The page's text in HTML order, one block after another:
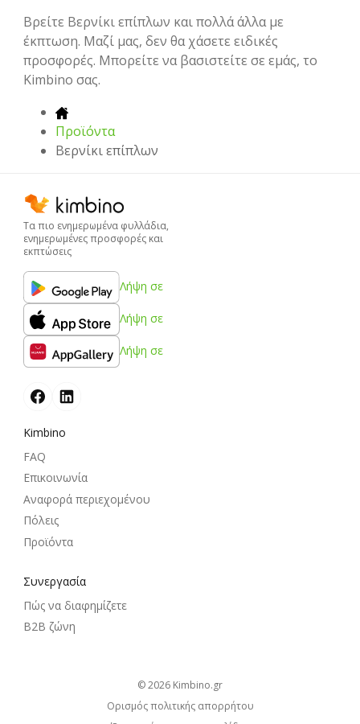
Βρείτε Βερνίκι επίπλων και πολλά άλλα με
έκπτωση. Μαζί μας, δεν θα χάσετε ειδικές
προσφορές. Μπορείτε να βασιστείτε σε εμάς, το
Kimbino σας.
Προϊόντα
Βερνίκι επίπλων
Τα πιο ενημερωμένα φυλλάδια,
ενημερωμένες προσφορές και
εκπτώσεις
Λήψη σε
Λήψη σε
Λήψη σε
Kimbino
FAQ
Επικοινωνία
Αναφορά περιεχομένου
Πόλεις
Προϊόντα
Συνεργασία
Πώς να διαφημίζετε
B2B ζώνη
© 2026
kimbino.gr
Ορισμός πολιτικής απορρήτου